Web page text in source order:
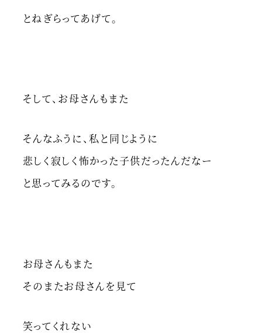
とねぎらってあげて。
そして、お母さんもまた
そんなふうに、私と同じように
悲しく寂しく怖かった子供だったんだなー
と思ってみるのです。
お母さんもまた
そのまたお母さんを見て
笑ってくれない